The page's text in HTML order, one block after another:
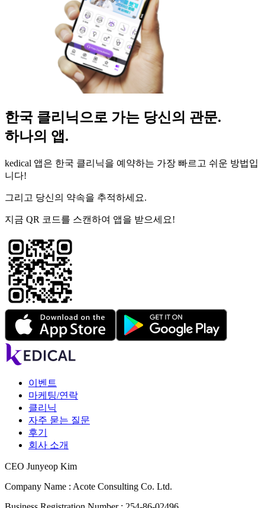
한국 클리닉으로 가는 당신의 관문.
하나의 앱.
kedical 앱은 한국 클리닉을 예약하는 가장 빠르고 쉬운 방법입
니다!
그리고 당신의 약속을 추적하세요.
지금 QR 코드를 스캔하여 앱을 받으세요!
이벤트
마케팅/연락
클리닉
자주 묻는 질문
후기
회사 소개
CEO Junyeop Kim
Company Name : Acote Consulting Co. Ltd.